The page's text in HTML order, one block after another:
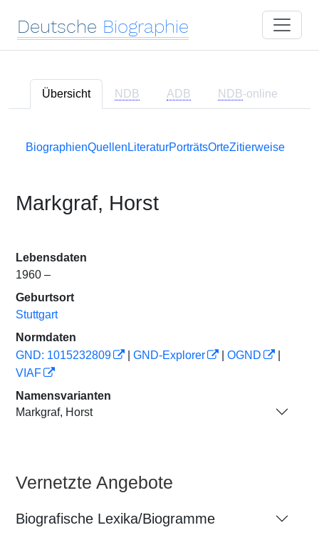
Deutsche Biographie
Übersicht NDB ADB NDB-online
BiographienQuellen LiteraturPorträtsOrteZitierweise
Markgraf, Horst
Lebensdaten
1960 –
Geburtsort
Stuttgart
Normdaten
GND: 1015232809
GND-Explorer OGND
VIAF
Namensvarianten
Markgraf, Horst
Vernetzte Angebote
Biografische Lexika/Biogramme